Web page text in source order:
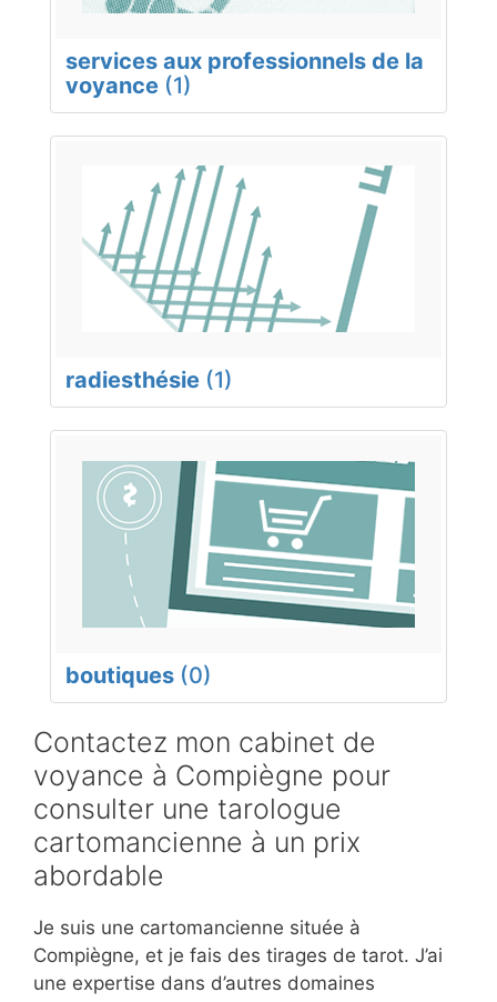
services aux professionnels de la
voyance (1)
radiesthésie (1)
boutiques (0)
Contactez mon cabinet de
voyance à Compiègne pour
consulter une tarologue
cartomancienne à un prix
abordable
Je suis une cartomancienne située à
Compiègne, et je fais des tirages de tarot. J’ai
une expertise dans d’autres domaines